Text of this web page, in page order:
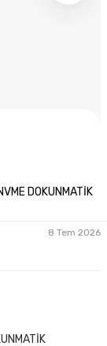
DOKUNMATİK
8 Tem 2026